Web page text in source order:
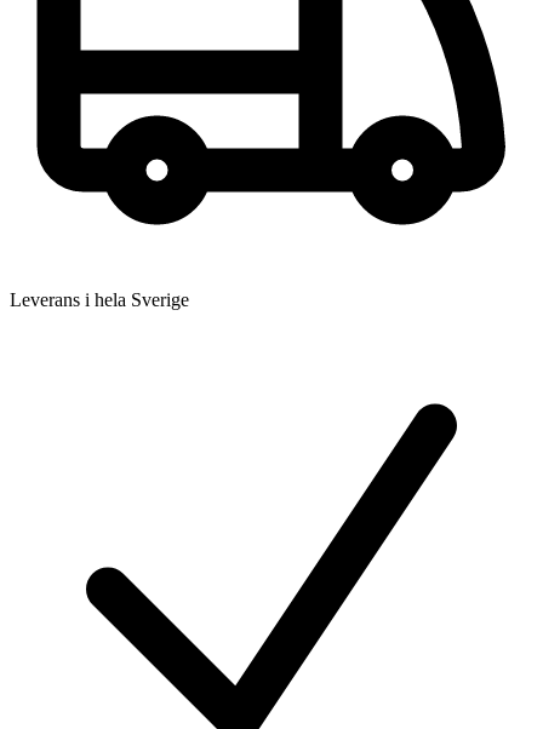
Leverans i hela Sverige